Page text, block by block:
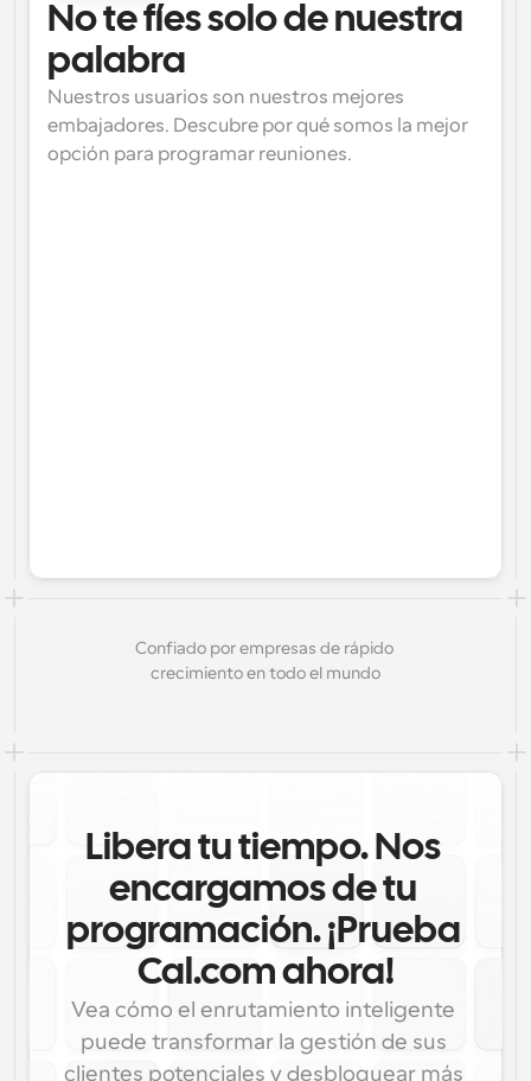
No te fíes solo de nuestra
palabra
Nuestros usuarios son nuestros mejores
embajadores. Descubre por qué somos la mejor
opción para programar reuniones.
Confiado por empresas de rápido
crecimiento en todo el mundo
Libera tu tiempo. Nos
encargamos de tu
programación. ¡Prueba
Cal.com ahora!
Vea cómo el enrutamiento inteligente
puede transformar la gestión de sus
clientes potenciales y desbloquear más